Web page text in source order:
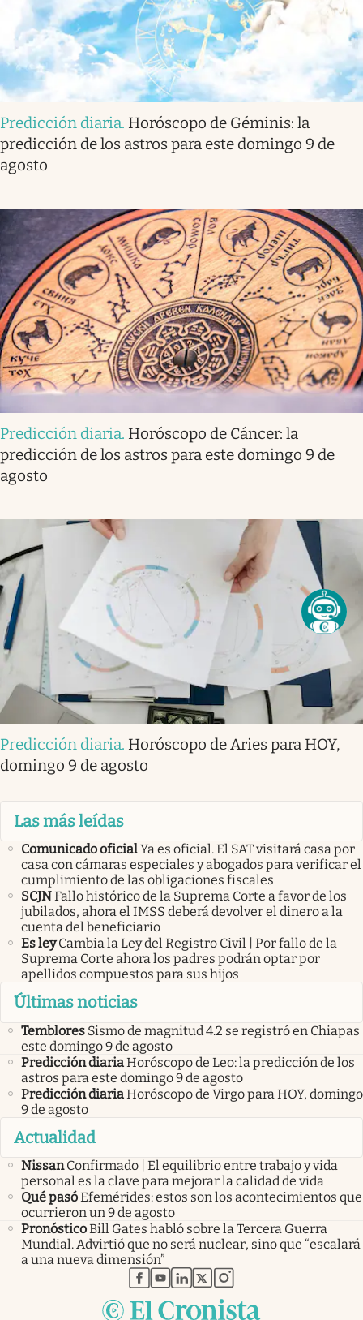
Predicción diaria. Horóscopo de Géminis: la
predicción de los astros para este domingo 9 de
agosto
Predicción diaria. Horóscopo de Cáncer: la
predicción de los astros para este domingo 9 de
agosto
Predicción diaria. Horóscopo de Aries para HOY,
domingo 9 de agosto
Las más leídas
Comunicado oficialYa es oficial. El SAT visitará casa por
casa con cámaras especiales y abogados para verificar el
cumplimiento de las obligaciones fiscales
SCJNFallo histórico de la Suprema Corte a favor de los
jubilados, ahora el IMSS deberá devolver el dinero a la
cuenta del beneficiario
Es ley Cambia la Ley del Registro Civil | Por fallo de la
Suprema Corte ahora los padres podrán optar por
apellidos compuestos para sus hijos
Últimas noticias
Temblores Sismo de magnitud 4.2 se registró en Chiapas
este domingo 9 de agosto
Predicción diariaHoróscopo de Leo: la predicción de los
astros para este domingo 9 de agosto
Predicción diariaHoróscopo de Virgo para HOY, domingo
9 de agosto
Actualidad
Nissan Confirmado | El equilibrio entre trabajo y vida
personal es la clave para mejorar la calidad de vida
Qué pasóEfemérides: estos son los acontecimientos que
ocurrieron un 9 de agosto
PronósticoBill Gates habló sobre la Tercera Guerra
Mundial. Advirtió que no será nuclear, sino que “escalará
a una nueva dimensión”
abre en nueva pestaña
abre en nueva pestaña
abre en nueva pestaña
abre en nueva pestaña
abre en nueva pestaña